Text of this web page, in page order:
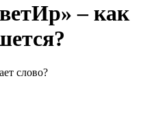
– как
слово?